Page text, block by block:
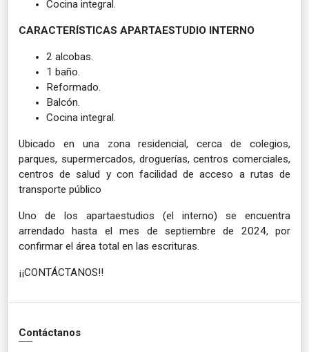
Cocina integral.
CARACTERÍSTICAS APARTAESTUDIO INTERNO
2 alcobas.
1 baño.
Reformado.
Balcón.
Cocina integral.
Ubicado en una zona residencial, cerca de colegios,
parques, supermercados, droguerías, centros comerciales,
centros de salud y con facilidad de acceso a rutas de
transporte público
Uno de los apartaestudios (el interno) se encuentra
arrendado hasta el mes de septiembre de 2024, por
confirmar el área total en las escrituras.
¡¡CONTÁCTANOS!!
Contáctanos